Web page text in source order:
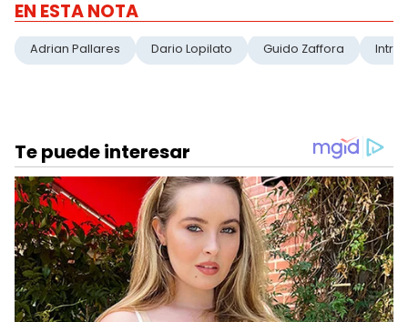
EN ESTA NOTA
Adrian Pallares Dario Lopilato Guido Zaffora